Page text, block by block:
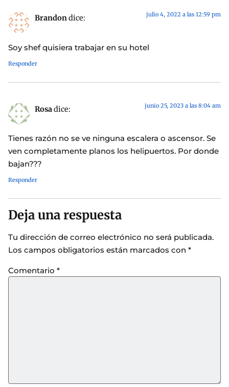
Brandondice: julio 4, 2022 a las 12:59 pm
Soy shef quisiera trabajar en su hotel
Responder
Rosa dice: junio 25, 2023 a las 8:04 am
Tienes razón no se ve ninguna escalera o ascensor. Se
ven completamente planos los helipuertos. Por donde
bajan???
Responder
Deja una respuesta
Tu dirección de correo electrónico no será publicada.
Los campos obligatorios están marcados con *
Comentario *